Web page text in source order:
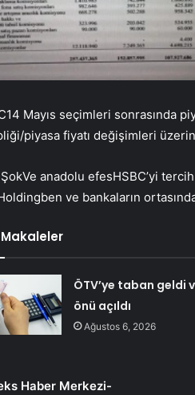
14 Mayıs seçimleri sonrasında
piyasa fiyatı değişimleri
ŞokVe anadolu efesHSBC’yi
ben ve bankaların
ÖTV’ye taban geldi
önü açıldı
Ağustos 6, 2026
Haber Merkezi-